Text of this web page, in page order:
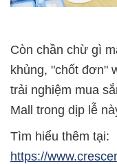
Còn chần chừ gì
khủng, "chốt đơn"
trải nghiệm mua
Mall trong dịp lễ
Tìm hiểu thêm tại:
https://